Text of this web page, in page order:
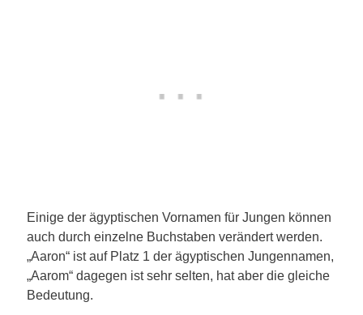
Einige der ägyptischen Vornamen für Jungen können
auch durch einzelne Buchstaben verändert werden.
„Aaron“ ist auf Platz 1 der ägyptischen Jungennamen,
„Aarom“ dagegen ist sehr selten, hat aber die gleiche
Bedeutung.